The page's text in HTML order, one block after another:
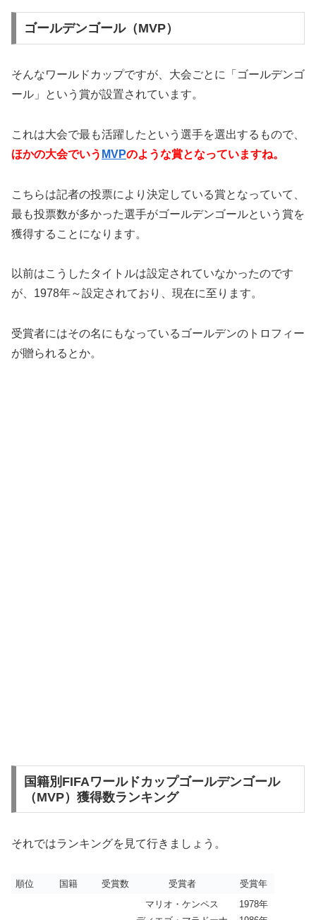
ゴールデンゴール（MVP）
そんなワールドカップですが、大会ごとに「ゴールデンゴ
ール」という賞が設置されています。
これは大会で最も活躍したという選手を選出するもので、
ほかの大会でいう MVPのような賞となっていますね。
こちらは記者の投票により決定している賞となっていて、
最も投票数が多かった選手がゴールデンゴールという賞を
獲得することになります。
以前はこうしたタイトルは設定されていなかったのです
が、1978年～設定されており、現在に至ります。
受賞者にはその名にもなっているゴールデンのトロフィー
が贈られるとか。
国籍別FIFAワールドカップゴールデンゴール
（MVP）獲得数ランキング
それではランキングを見て行きましょう。
順位 国籍 受賞数 受賞者
受賞年
マリオ・ケンペス
1978年